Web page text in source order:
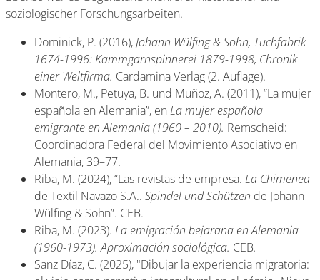
soziologischer Forschungsarbeiten.
Dominick, P. (2016),Johann Wülfing & Sohn, Tuchfabrik
1674-1996: Kammgarnspinnerei 1879-1998, Chronik
einer Weltfirma. Cardamina Verlag (2. Auflage).
Montero, M., Petuya, B. und Muñoz, A. (2011), “La mujer
española en Alemania”, en La mujer española
emigrante en Alemania (1960 – 2010). Remscheid:
Coordinadora Federal del Movimiento Asociativo en
Alemania, 39–77.
Riba, M. (2024), “Las revistas de empresa. La Chimenea
de Textil Navazo S.A.. Spindel und Schützen de Johann
Wülfing & Sohn”. CEB.
Riba, M. (2023). La emigración bejarana en Alemania
(1960-1973). Aproximación sociológica. CEB.
Sanz Díaz, C. (2025), "Dibujar la experiencia migratoria: